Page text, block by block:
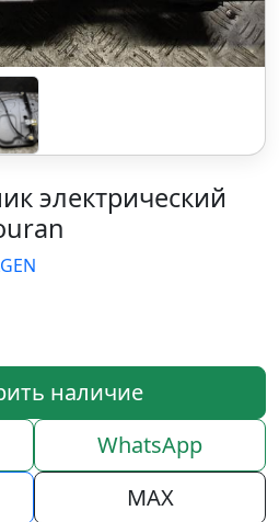
электрический
наличие
WhatsApp
MAX